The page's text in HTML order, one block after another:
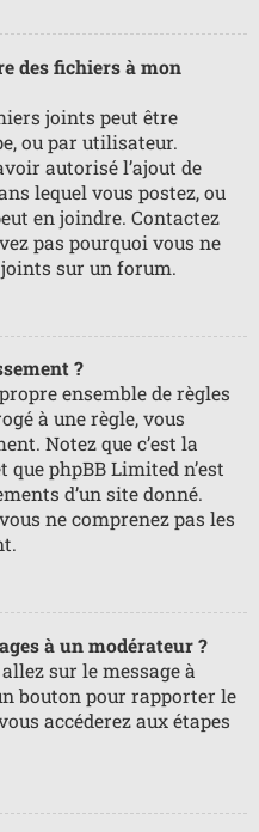
des fichiers à mon
joints peut être
ou par utilisateur.
autorisé l’ajout de
lequel vous postez, ou
en joindre. Contactez
pas pourquoi vous ne
sur un forum.
?
ensemble de règles
à une règle, vous
Notez que c’est la
phpBB Limited n’est
d’un site donné.
ne comprenez pas les
à un modérateur ?
sur le message à
bouton pour rapporter le
accéderez aux étapes